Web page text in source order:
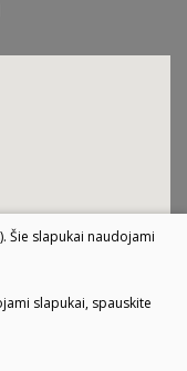
Šie slapukai naudojami
slapukai, spauskite